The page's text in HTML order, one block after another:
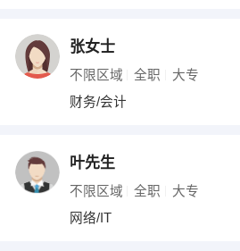
张女士
不限区域 全职 大专
财务/会计
叶先生
不限区域 全职 大专
网络/IT